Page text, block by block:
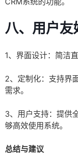
八、用户友
1、界面设计：简洁
2、定制化：支持界
需求。
3、用户支持：提供
够高效使用系统。
总结与建议